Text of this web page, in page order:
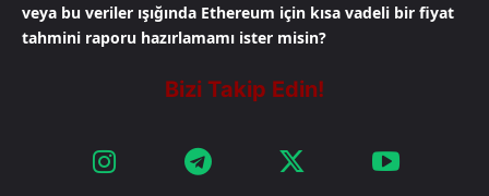
veya bu veriler ışığında Ethereum için kısa vadeli bir fiyat
tahmini raporu hazırlamamı ister misin?